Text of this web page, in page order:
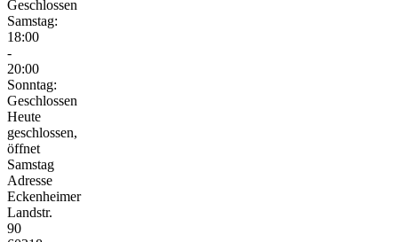
Geschlossen
Samstag:
18:00
-
20:00
Sonntag:
Geschlossen
Heute
geschlossen,
öffnet
Samstag
Adresse
Eckenheimer
Landstr.
90